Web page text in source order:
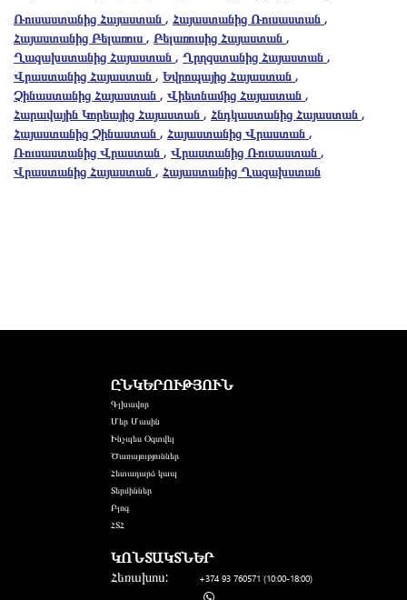
Ռուսաստանից Հայաստան , Հայաստանից Ռուսաստան ,
Հայաստանից Բելառուս, Բելառուսից Հայաստան ,
Ղազախստանից Հայաստան , Ղրղզստանից Հայաստան ,
Վրաստանից Հայաստան , Եվրոպայից Հայաստան ,
Չինաստանից Հայաստան , Վիետնամից Հայաստան ,
Հարավային Կորեայից Հայաստան , Հնդկաստանից Հայաստան ,
Հայաստանից Չինաստան , Հայաստանից Վրաստան ,
Ռուսաստանից Վրաստան , Վրաստանից Ռուսաստան ,
Վրաստանից Հայաստան , Հայաստանից Ղազախստան
ԸՆԿԵՐՈՒԹՅՈՒՆ
Գլխավոր
Մեր Մասին
Ինչպես Օգտվել
Ծառայություններ
Հետադարձ կապ
Տերմիններ
Բլոգ
ՀՏՀ
ԿՈՆՏԱԿՏՆԵՐ
Հեռախոս: +374 93 760571 (10:00-18:00)